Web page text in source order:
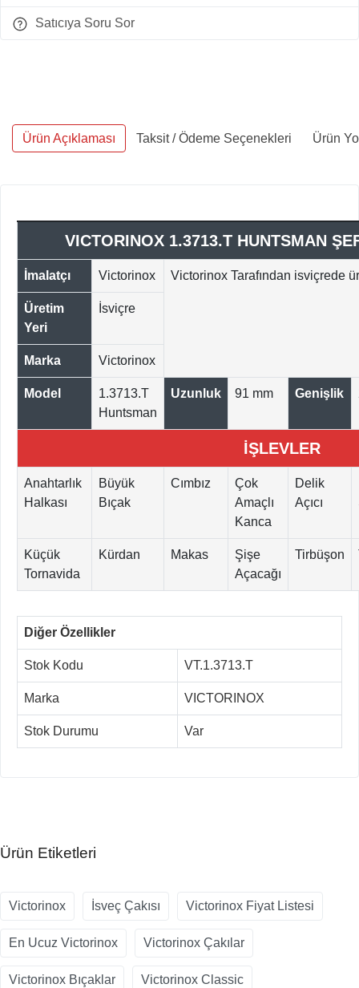
Satıcıya Soru Sor
Ürün Açıklaması Taksit / Ödeme Seçenekleri Ürün
VICTORINOX 1.3713.T HUNTSMAN
İmalatçı Victorinox Victorinox Tarafından isviçrede
Üretim
Yeri
İsviçre
Marka Victorinox
Model
1.3713.T
Huntsman
Uzunluk 91 mm Genişlik
İŞLEVLER
Anahtarlık
Halkası
Büyük
Bıçak
Cımbız
Çok
Amaçlı
Kanca
Delik
Açıcı
Küçük
Tornavida
Kürdan Makas
Şişe
Açacağı
Tirbüşon
Diğer Özellikler
Stok Kodu VT.1.3713.T
Marka VICTORINOX
Stok Durumu Var
Ürün Etiketleri
Victorinox İsveç Çakısı Victorinox Fiyat Listesi
En Ucuz Victorinox Victorinox Çakılar
Victorinox Bıçaklar Victorinox Classic